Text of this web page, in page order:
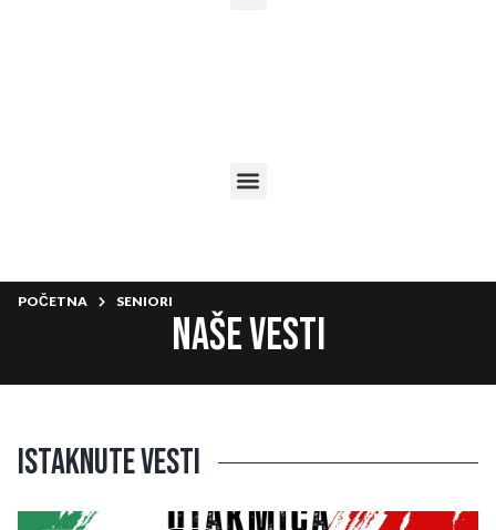
POČETNA SENIORI
Naše vesti
Istaknute vesti